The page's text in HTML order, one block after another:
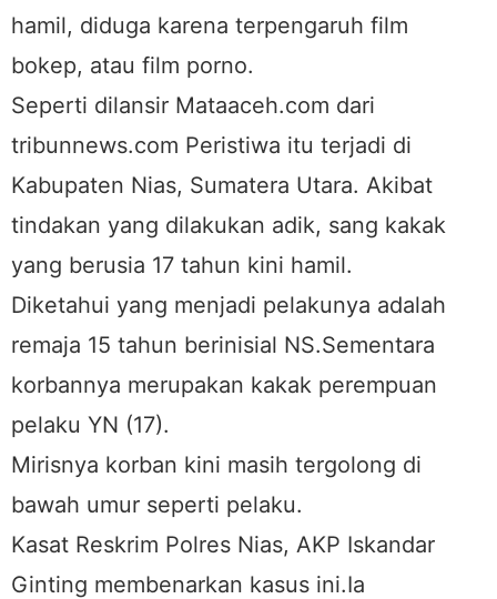
hamil, diduga karena terpengaruh film
bokep, atau film porno.
Seperti dilansir Mataaceh.com dari
tribunnews.com Peristiwa itu terjadi di
Kabupaten Nias, Sumatera Utara. Akibat
tindakan yang dilakukan adik, sang kakak
yang berusia 17 tahun kini hamil.
Diketahui yang menjadi pelakunya adalah
remaja 15 tahun berinisial NS.Sementara
korbannya merupakan kakak perempuan
pelaku YN (17).
Mirisnya korban kini masih tergolong di
bawah umur seperti pelaku.
Kasat Reskrim Polres Nias, AKP Iskandar
Ginting membenarkan kasus ini.Ia